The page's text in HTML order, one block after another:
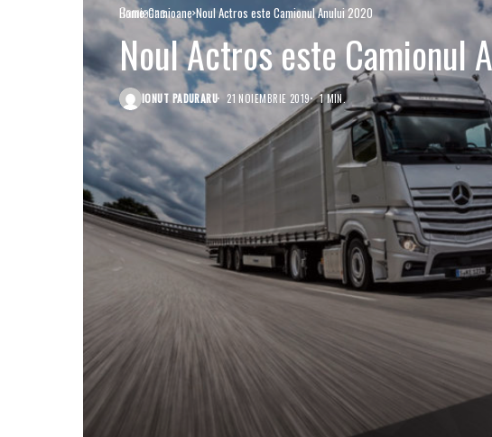
Home Camioane Noul Actros este Camionul Anului 2020
Camioane
Noul Actros este Camionul
IONUT PADURARU 21 NOIEMBRIE 2019 1 MIN.